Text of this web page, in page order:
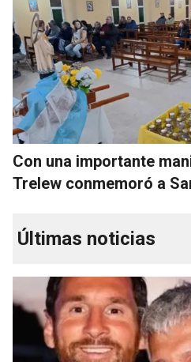
Con una importante
Trelew conmemoró a
Últimas noticias